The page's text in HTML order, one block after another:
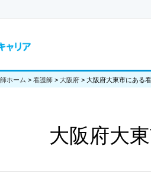
ホーム > 看護師 > 大阪府 > 大阪府大東市にある
大阪府大